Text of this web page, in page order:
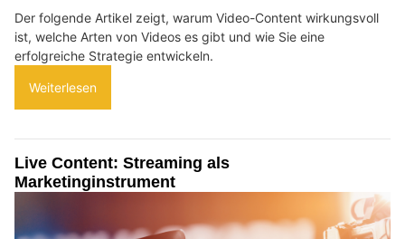
Der folgende Artikel zeigt, warum Video-Content wirkungsvoll
ist, welche Arten von Videos es gibt und wie Sie eine
erfolgreiche Strategie entwickeln.
Weiterlesen
Live Content: Streaming als
Marketinginstrument